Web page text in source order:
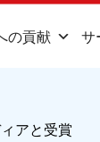
の貢献 サ
アと受賞